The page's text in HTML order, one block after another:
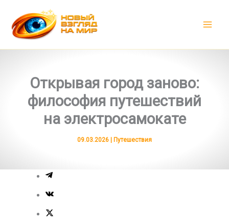
содержимому
Открывая город заново:
философия путешествий
на электросамокате
09.03.2026 | Путешествия